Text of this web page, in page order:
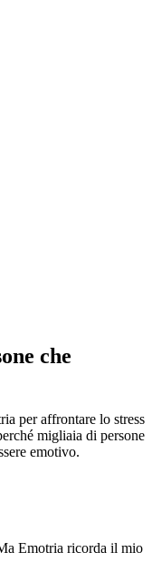
che
per affrontare lo stress
migliaia di persone
emotivo.
Emotria ricorda il mio